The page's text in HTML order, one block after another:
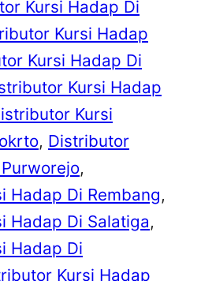
Kursi Hadap Di
Kursi Hadap
Kursi Hadap Di
Kursi Hadap
Kursi
, Distributor
Hadap Di Rembang
Hadap Di Salatiga
Hadap Di
Kursi Hadap